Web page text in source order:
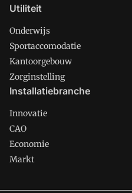
Utiliteit
Onderwijs
Sportaccomodatie
Kantoorgebouw
Zorginstelling
Installatiebranche
Innovatie
CAO
Economie
Markt